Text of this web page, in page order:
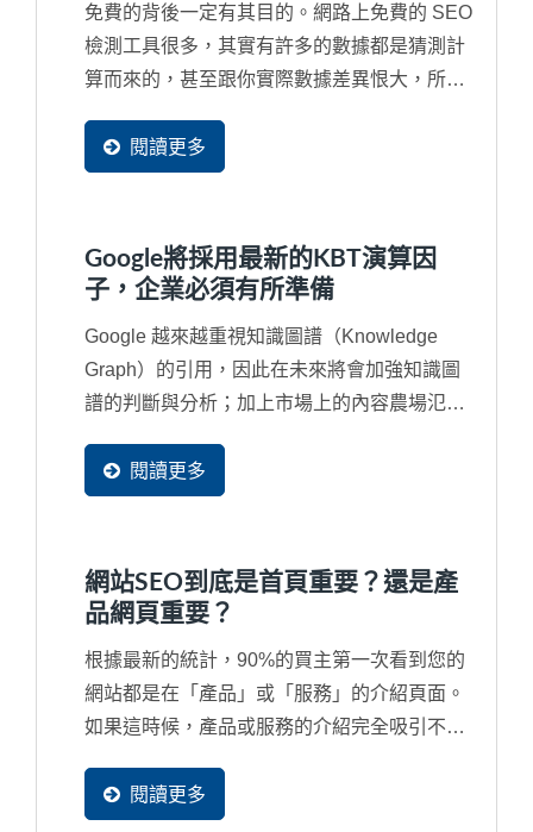
免費的背後一定有其目的。網路上免費的 SEO
檢測工具很多，其實有許多的數據都是猜測計
算而來的，甚至跟你實際數據差異恨大，所以
去吸引您去免費使用，甚在您根本沒有看完同
意書就打勾送出，往往受害的都是企業自己的
的部分資料成為他們網站的一部分，將您辛苦
的經營的資料同意這些工具網站無窮盡的抓取
閱讀更多
Google將採用最新的KBT演算因
子，企業必須有所準備
Google 越來越重視知識圖譜（Knowledge
Graph）的引用，因此在未來將會加強知識圖
譜的判斷與分析；加上市場上的內容農場氾
是抄襲來源，再再干擾了搜尋結果，因此...
閱讀更多
網站SEO到底是首頁重要？還是產
品網頁重要？
根據最新的統計，90%的買主第一次看到您的
網站都是在「產品」或「服務」的介紹頁面。
如果這時候，產品或服務的介紹完全吸引不了
會看。所以，當然是產品網頁是最重要，但經
過觀察，臺灣許多中小企業習慣在製作網站時
閱讀更多